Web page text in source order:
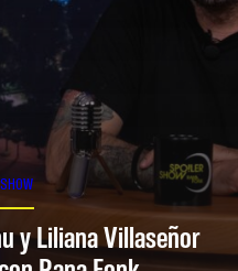
y Liliana Villaseñor